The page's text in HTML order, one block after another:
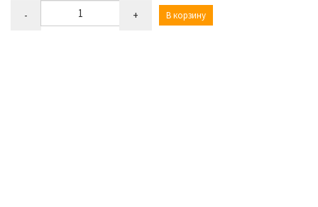
-
+ В корзину